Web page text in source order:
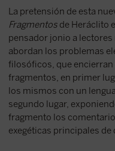
La pretensión de esta
Fragmentosde Heráclito
pensador jonio a
abordan los problemas
filosóficos, que
fragmentos, en primer
los mismos con un
segundo lugar,
fragmento los
exegéticas principales